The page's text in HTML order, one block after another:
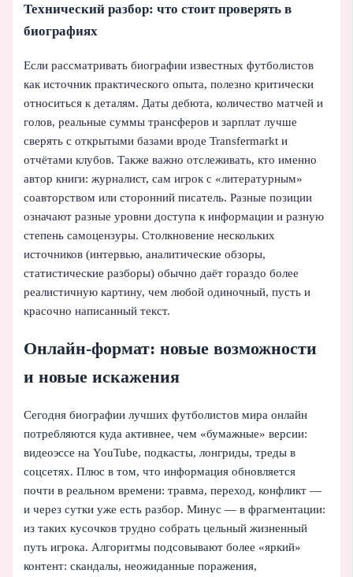
Технический разбор: что стоит проверять в
биографиях
Если рассматривать биографии известных футболистов
как источник практического опыта, полезно критически
относиться к деталям. Даты дебюта, количество матчей и
голов, реальные суммы трансферов и зарплат лучше
сверять с открытыми базами вроде Transfermarkt и
отчётами клубов. Также важно отслеживать, кто именно
автор книги: журналист, сам игрок с «литературным»
соавторством или сторонний писатель. Разные позиции
означают разные уровни доступа к информации и разную
степень самоцензуры. Столкновение нескольких
источников (интервью, аналитические обзоры,
статистические разборы) обычно даёт гораздо более
реалистичную картину, чем любой одиночный, пусть и
красочно написанный текст.
Онлайн-формат: новые возможности
и новые искажения
Сегодня биографии лучших футболистов мира онлайн
потребляются куда активнее, чем «бумажные» версии:
видеоэссе на YouTube, подкасты, лонгриды, треды в
соцсетях. Плюс в том, что информация обновляется
почти в реальном времени: травма, переход, конфликт —
и через сутки уже есть разбор. Минус — в фрагментации:
из таких кусочков трудно собрать цельный жизненный
путь игрока. Алгоритмы подсовывают более «яркий»
контент: скандалы, неожиданные поражения,